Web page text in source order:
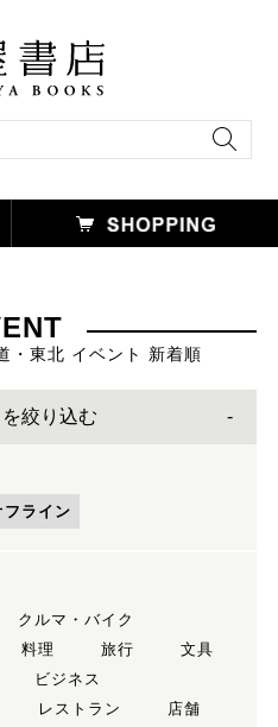
・東北 イベント 新着順
絞り込む
フライン
クルマ・バイク
料理 旅行
文具
ビジネス
レストラン
店舗